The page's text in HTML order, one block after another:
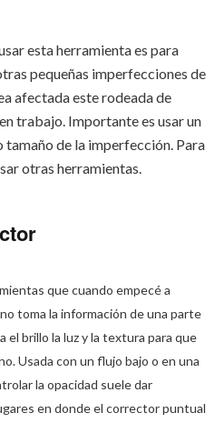
esta herramienta es para
pequeñas imperfecciones de
afectada este rodeada de
trabajo. Importante es usar un
tamaño de la imperfección. Para
otras herramientas.
que cuando empecé a
toma la información de una parte
el brillo la luz y la textura para que
Usada con un flujo bajo o en una
la opacidad suele dar
en donde el corrector puntual